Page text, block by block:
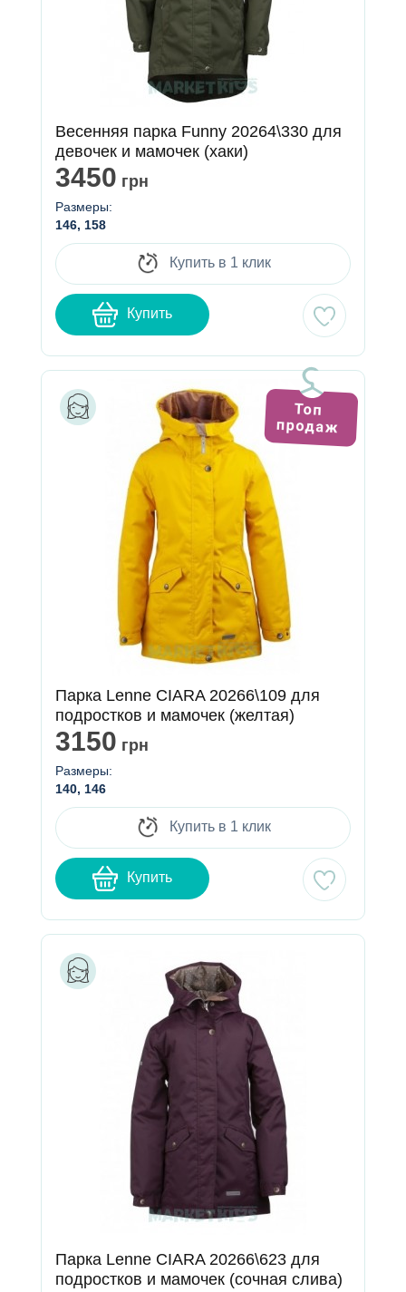
Весенняя парка Funny 20264\330 для
девочек и мамочек (хаки)
3450 грн
Размеры:
146, 158
Купить в 1 клик
Купить
Парка Lenne CIARA 20266\109 для
подростков и мамочек (желтая)
3150 грн
Размеры:
140, 146
Купить в 1 клик
Купить
Парка Lenne CIARA 20266\623 для
подростков и мамочек (сочная слива)